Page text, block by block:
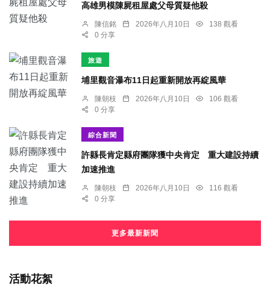
高雄男模陳屍租屋處父母質疑他殺
陳信銘 2026年八月10日
138 觀看
0 分享
旅遊
埔里觀音瀑布11日起重新開放再綻風華
陳朝枝 2026年八月10日
106 觀看
0 分享
綜合新聞
許縣長肯定縣府團隊獲中央肯定 重大建設持續
加速推進
陳朝枝 2026年八月10日
116 觀看
0 分享
更多最新新聞
活動花絮